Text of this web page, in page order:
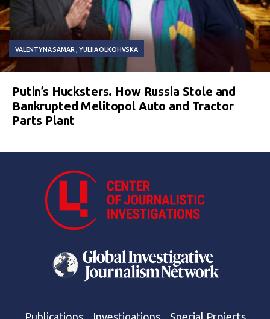
VALENTYNA SAMAR YULIIA OLKOHVSKA
Putin’s Hucksters. How Russia Stole and
Bankrupted Melitopol Auto and Tractor
Parts Plant
Publications Investigations Special Projects